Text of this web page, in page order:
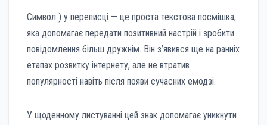
Символ ) у переписці — це проста текстова посмішка,
яка допомагає передати позитивний настрій і зробити
повідомлення більш дружнім. Він з’явився ще на ранніх
етапах розвитку інтернету, але не втратив
популярності навіть після появи сучасних емодзі.
У щоденному листуванні цей знак допомагає уникнути